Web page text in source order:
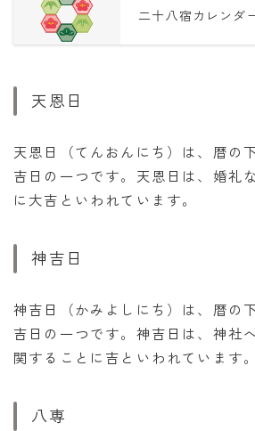
二十八宿カレンダ
天恩日
天恩日（てんおんにち）は、暦の
吉日の一つです。天恩日は、婚礼
に大吉といわれています。
神吉日
神吉日（かみよしにち）は、暦の
吉日の一つです。神吉日は、神社
関することに吉といわれています。
八専